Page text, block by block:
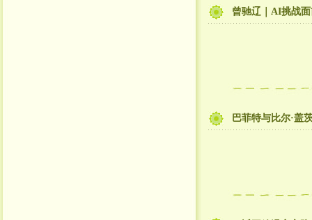
曾驰辽｜AI挑战
巴菲特与比尔·盖